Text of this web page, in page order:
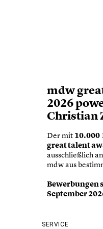
mdw
2026
Christian
Der mit 10.000
great talent
ausschließlich
mdw aus
Bewerbungen
September
SERVICE